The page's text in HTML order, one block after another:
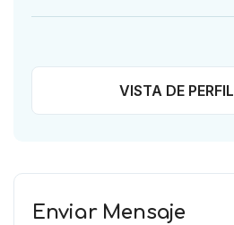
VISTA DE PERFIL
Enviar Mensaje